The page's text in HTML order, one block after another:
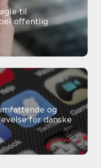
til
offentlig
og
for danske